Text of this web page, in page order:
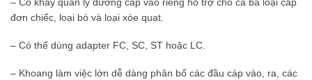
đơn chiếc, loại bó và loại xòe quạt.
– Có thể dùng adapter FC, SC, ST hoặc LC.
– Khoang làm việc lớn dễ dàng phân bổ các đầu cáp vào, ra, các